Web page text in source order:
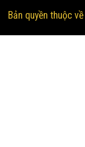
Bản quyền thuộc